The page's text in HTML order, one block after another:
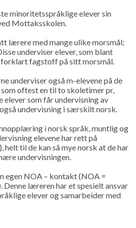
minoritetsspråklige elever sin
Mottaksskolen.
lærere med mange ulike morsmål;
underviser elever, som blant
forklart fagstoff på sitt morsmål.
underviser også m-elevene på de
som oftest en til to skoletimer pr,
som får undervisning av
undervisning i særskilt norsk.
i norsk språk, muntlig og
elevene har rett på
til de kan så mye norsk at de har
undervisningen.
egen NOA – kontakt (NOA =
Denne læreren har et spesielt ansvar
elever og samarbeider med